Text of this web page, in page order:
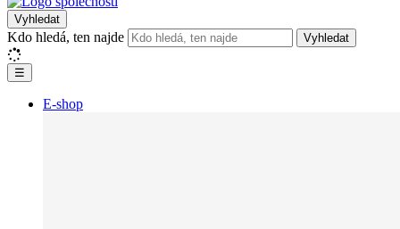
Vyhledat
Kdo hledá, ten najde Vyhledat
☰
E-shop